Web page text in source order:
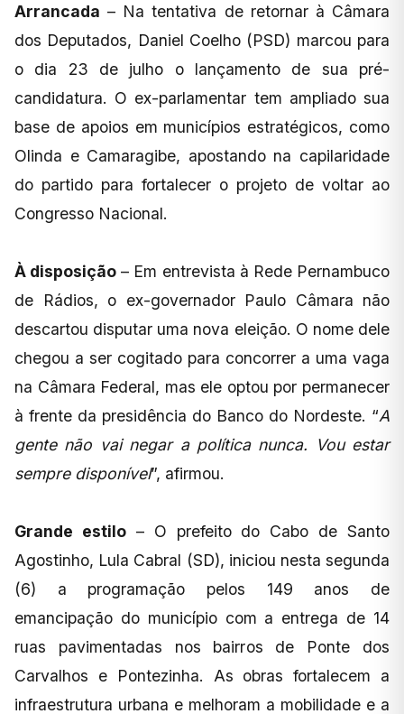
Arrancada – Na tentativa de retornar à Câmara
dos Deputados, Daniel Coelho (PSD) marcou para
o dia 23 de julho o lançamento de sua pré-
candidatura. O ex-parlamentar tem ampliado sua
base de apoios em municípios estratégicos, como
Olinda e Camaragibe, apostando na capilaridade
do partido para fortalecer o projeto de voltar ao
Congresso Nacional.
À disposição – Em entrevista à Rede Pernambuco
de Rádios, o ex-governador Paulo Câmara não
descartou disputar uma nova eleição. O nome dele
chegou a ser cogitado para concorrer a uma vaga
na Câmara Federal, mas ele optou por permanecer
à frente da presidência do Banco do Nordeste. “A
gente não vai negar a política nunca. Vou estar
sempre disponível”, afirmou.
Grande estilo– O prefeito do Cabo de Santo
Agostinho, Lula Cabral (SD), iniciou nesta segunda
(6) a programação pelos 149 anos de
emancipação do município com a entrega de 14
ruas pavimentadas nos bairros de Ponte dos
Carvalhos e Pontezinha. As obras fortalecem a
infraestrutura urbana e melhoram a mobilidade e a